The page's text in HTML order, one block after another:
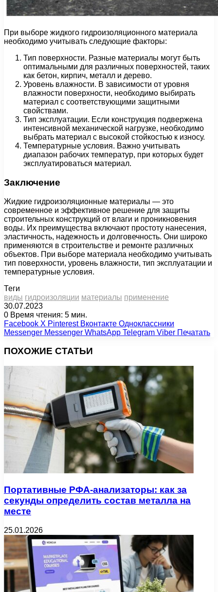
При выборе жидкого гидроизоляционного материала
необходимо учитывать следующие факторы:
Тип поверхности. Разные материалы могут быть
оптимальными для различных поверхностей, таких
как бетон, кирпич, металл и дерево.
Уровень влажности. В зависимости от уровня
влажности поверхности, необходимо выбирать
материал с соответствующими защитными
свойствами.
Тип эксплуатации. Если конструкция подвержена
интенсивной механической нагрузке, необходимо
выбрать материал с высокой стойкостью к износу.
Температурные условия. Важно учитывать
диапазон рабочих температур, при которых будет
эксплуатироваться материал.
Заключение
Жидкие гидроизоляционные материалы — это
современное и эффективное решение для защиты
строительных конструкций от влаги и проникновения
воды. Их преимущества включают простоту нанесения,
эластичность, надежность и долговечность. Они широко
применяются в строительстве и ремонте различных
объектов. При выборе материала необходимо учитывать
тип поверхности, уровень влажности, тип эксплуатации и
температурные условия.
Теги
виды гидроизоляции материалы применение
30.07.2023
0 Время чтения: 5 мин.
Facebook X Pinterest Вконтакте Одноклассники
Messenger Messenger WhatsApp Telegram Viber Печатать
ПОХОЖИЕ СТАТЬИ
Портативные РФА-анализаторы: как за
секунды определить состав металла на
месте
25.01.2026